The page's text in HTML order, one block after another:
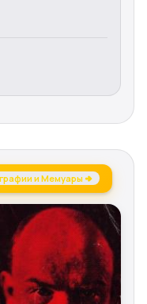
и Мемуары →